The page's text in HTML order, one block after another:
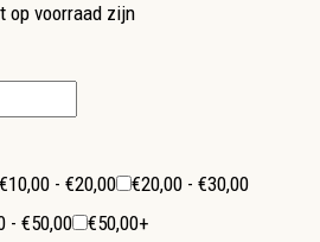
op voorraad zijn
€10,00 - €20,00
€20,00 - €30,00
- €50,00 €50,00+